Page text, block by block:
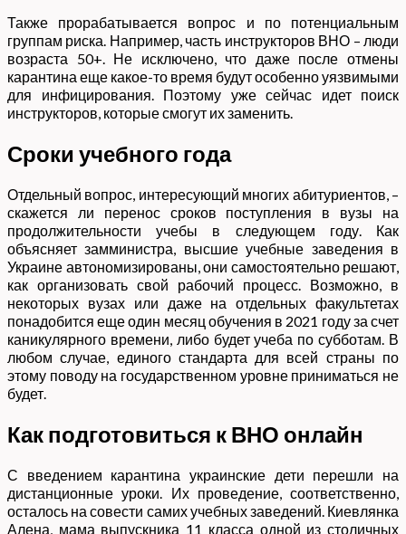
Также прорабатывается вопрос и по потенциальным
группам риска. Например, часть инструкторов ВНО – люди
возраста 50+. Не исключено, что даже после отмены
карантина еще какое-то время будут особенно уязвимыми
для инфицирования. Поэтому уже сейчас идет поиск
инструкторов, которые смогут их заменить.
Сроки учебного года
Отдельный вопрос, интересующий многих абитуриентов, –
скажется ли перенос сроков поступления в вузы на
продолжительности учебы в следующем году. Как
объясняет замминистра, высшие учебные заведения в
Украине автономизированы, они самостоятельно решают,
как организовать свой рабочий процесс. Возможно, в
некоторых вузах или даже на отдельных факультетах
понадобится еще один месяц обучения в 2021 году за счет
каникулярного времени, либо будет учеба по субботам. В
любом случае, единого стандарта для всей страны по
этому поводу на государственном уровне приниматься не
будет.
Как подготовиться к ВНО онлайн
С введением карантина украинские дети перешли на
дистанционные уроки. Их проведение, соответственно,
осталось на совести самих учебных заведений. Киевлянка
Алена, мама выпускника 11 класса одной из столичных